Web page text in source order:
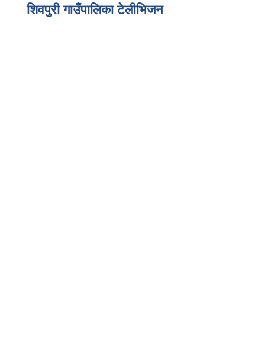
एक वडा एक उत्पादन कार्यक्रम अन्तर्गत कफी खेती
शिवपुरी गाउँपालिका टेलीभिजन